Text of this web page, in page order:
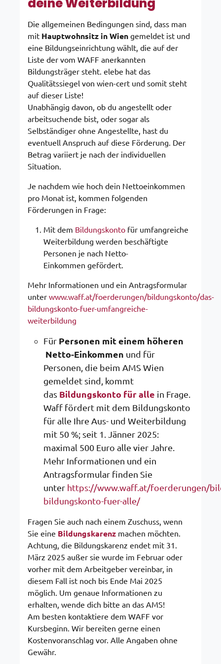
Die allgemeinen Bedingungen sind, dass man
mit Hauptwohnsitz in Wien gemeldet ist und
eine Bildungseinrichtung wählt, die auf der
Liste der vom WAFF anerkannten
Bildungsträger steht. elebe hat das
Qualitätssiegel von wien-cert und somit steht
auf dieser Liste!
Unabhängig davon, ob du angestellt oder
arbeitsuchende bist, oder sogar als
Selbständiger ohne Angestellte, hast du
eventuell Anspruch auf diese Förderung. Der
Betrag variiert je nach der individuellen
Situation.
Je nachdem wie hoch dein Nettoeinkommen
pro Monat ist, kommen folgenden
Förderungen in Frage:
Mit dem Bildungskonto für umfangreiche
Weiterbildung werden beschäftigte
Personen je nach Netto-
Einkommen gefördert.
Mehr Informationen und ein Antragsformular
unter www.waff.at/foerderungen/bildungskonto/das-
bildungskonto-fuer-umfangreiche-
weiterbildung
Für Personen mit einem höheren
Netto-Einkommen und für
Personen, die beim AMS Wien
gemeldet sind, kommt
das Bildungskonto für alle in Frage.
Waff fördert mit dem Bildungskonto
für alle Ihre Aus- und Weiterbildung
mit 50 %; seit 1. Jänner 2025:
maximal 500 Euro alle vier Jahre.
Mehr Informationen und ein
Antragsformular finden Sie
unter https://www.waff.at/foerderungen/
bildungskonto-fuer-alle/
Fragen Sie auch nach einem Zuschuss, wenn
Sie eine Bildungskarenz machen möchten.
Achtung, die Bildungskarenz endet mit 31.
März 2025 außer sie wurde im Februar oder
vorher mit dem Arbeitgeber vereinbar, in
diesem Fall ist noch bis Ende Mai 2025
möglich. Um genaue Informationen zu
erhalten, wende dich bitte an das AMS!
Am besten kontaktiere dem WAFF vor
Kursbeginn. Wir bereiten gerne einen
Kostenvoranschlag vor. Alle Angaben ohne
Gewähr.